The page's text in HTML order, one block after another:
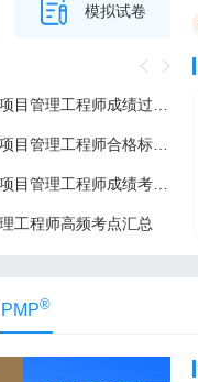
模拟试卷
工程师高频考点汇总
PMP®